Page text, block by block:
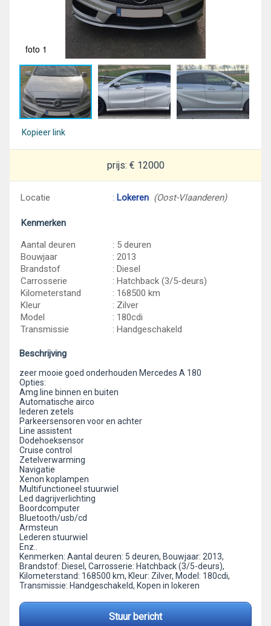
foto 1
Kopieer link
prijs: € 12000
Locatie : Lokeren (Oost-Vlaanderen)
Kenmerken
Aantal deuren
: 5 deuren
Bouwjaar
: 2013
Brandstof
: Diesel
Carrosserie
: Hatchback (3/5-deurs)
Kilometerstand
: 168500 km
Kleur
: Zilver
Model
: 180cdi
Transmissie
: Handgeschakeld
Beschrijving
zeer mooie goed onderhouden Mercedes A 180
Opties:
Amg line binnen en buiten
Automatische airco
lederen zetels
Parkeersensoren voor en achter
Line assistent
Dodehoeksensor
Cruise control
Zetelverwarming
Navigatie
Xenon koplampen
Multifunctioneel stuurwiel
Led dagrijverlichting
Boordcomputer
Bluetooth/usb/cd
Armsteun
Lederen stuurwiel
Enz..
Kenmerken: Aantal deuren: 5 deuren, Bouwjaar: 2013,
Brandstof: Diesel, Carrosserie: Hatchback (3/5-deurs),
Kilometerstand: 168500 km, Kleur: Zilver, Model: 180cdi,
Transmissie: Handgeschakeld, Kopen in lokeren
Stuur bericht